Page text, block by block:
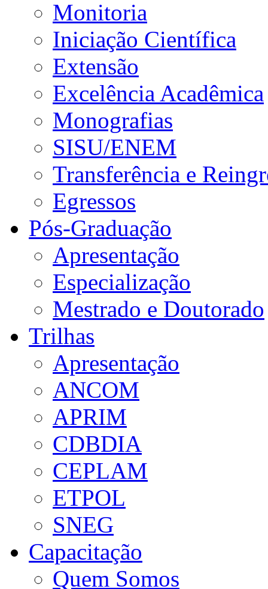
Monitoria
Iniciação Científica
Extensão
Excelência Acadêmica
Monografias
SISU/ENEM
Transferência e
Egressos
Pós-Graduação
Apresentação
Especialização
Mestrado e Doutorado
Trilhas
Apresentação
ANCOM
APRIM
CDBDIA
CEPLAM
ETPOL
SNEG
Capacitação
Quem Somos